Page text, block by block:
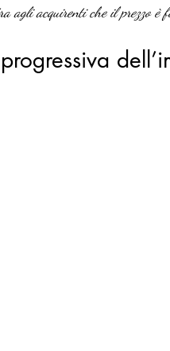
agli acquirenti che il prezzo è